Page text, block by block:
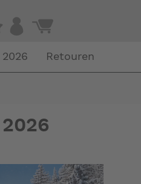
Retouren